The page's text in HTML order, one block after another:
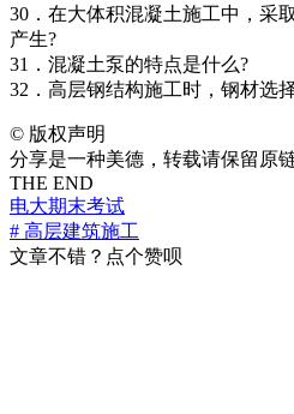
30．在大体积混凝土施工中，采
产生?
31．混凝土泵的特点是什么?
32．高层钢结构施工时，钢材选
© 版权声明
分享是一种美德，转载请保留原
THE END
电大期末考试
# 高层建筑施工
文章不错？点个赞呗